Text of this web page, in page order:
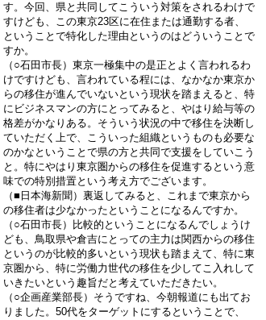
す。今回、県と共同してこういう対策をされるわけで
すけども、この東京23区に在住または通勤する者、
ということで特化した理由というのはどういうことで
すか。
（○石田市長）東京一極集中の是正とよく言われるわ
けですけども、言われている程には、なかなか東京か
らの移住が進んでいないという現状を踏まえると、特
にビジネスマンの方にとってみると、やはり給与等の
格差がかなりある。そういう状況の中で移住を決断し
ていただく上で、こういった組織というものも必要な
のかなということで県の方と共同で支援をしていこう
と。特にやはり東京圏からの移住を促進するという意
味での特別措置という考え方でございます。
（■日本海新聞）裏返してみると、これまで東京から
の移住者は少なかったということになるんですか。
（○石田市長）比較的ということになるんでしょうけ
ども、鳥取県や倉吉にとっての主力は関西からの移住
というのが比較的多いという現状も踏まえて、特に東
京圏から、特に労働力世代の移住を少してこ入れして
いきたいという趣旨だと考えていただきたい。
（○企画産業部長）そうですね、今朝報道にも出てお
りました。50代をターゲットにするということで、